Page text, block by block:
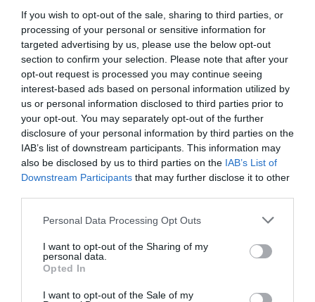
If you wish to opt-out of the sale, sharing to third parties, or
processing of your personal or sensitive information for
targeted advertising by us, please use the below opt-out
section to confirm your selection. Please note that after your
opt-out request is processed you may continue seeing
interest-based ads based on personal information utilized by
us or personal information disclosed to third parties prior to
your opt-out. You may separately opt-out of the further
disclosure of your personal information by third parties on the
IAB’s list of downstream participants. This information may
also be disclosed by us to third parties on the IAB’s List of
Downstream Participants that may further disclose it to other
Please note that this website/app uses one or more Google
not limited to your visit or usage behaviour. You may click to
grant or deny consent to Google and its third-party tags to
use your data for below specified purposes in below Google
consent section.
Personal Data Processing Opt Outs
I want to opt-out of the Sharing of my
personal data.
Opted In
I want to opt-out of the Sale of my
Joseph Merricket a viktoriánus Anglia
„Elefántemberként” ismerte meg, de ez a
név inkább a korról árulkodik, mint róla. A
férfit egy ideig vásári látványosságként
mutogatták, miközben valójában egy
ritka, máig sem tisztázott betegségben
szenvedő ember volt…
Ember volt, de állatként
kezelték: az Elefántember…
OLÁH-BEBESI BORBÁLA